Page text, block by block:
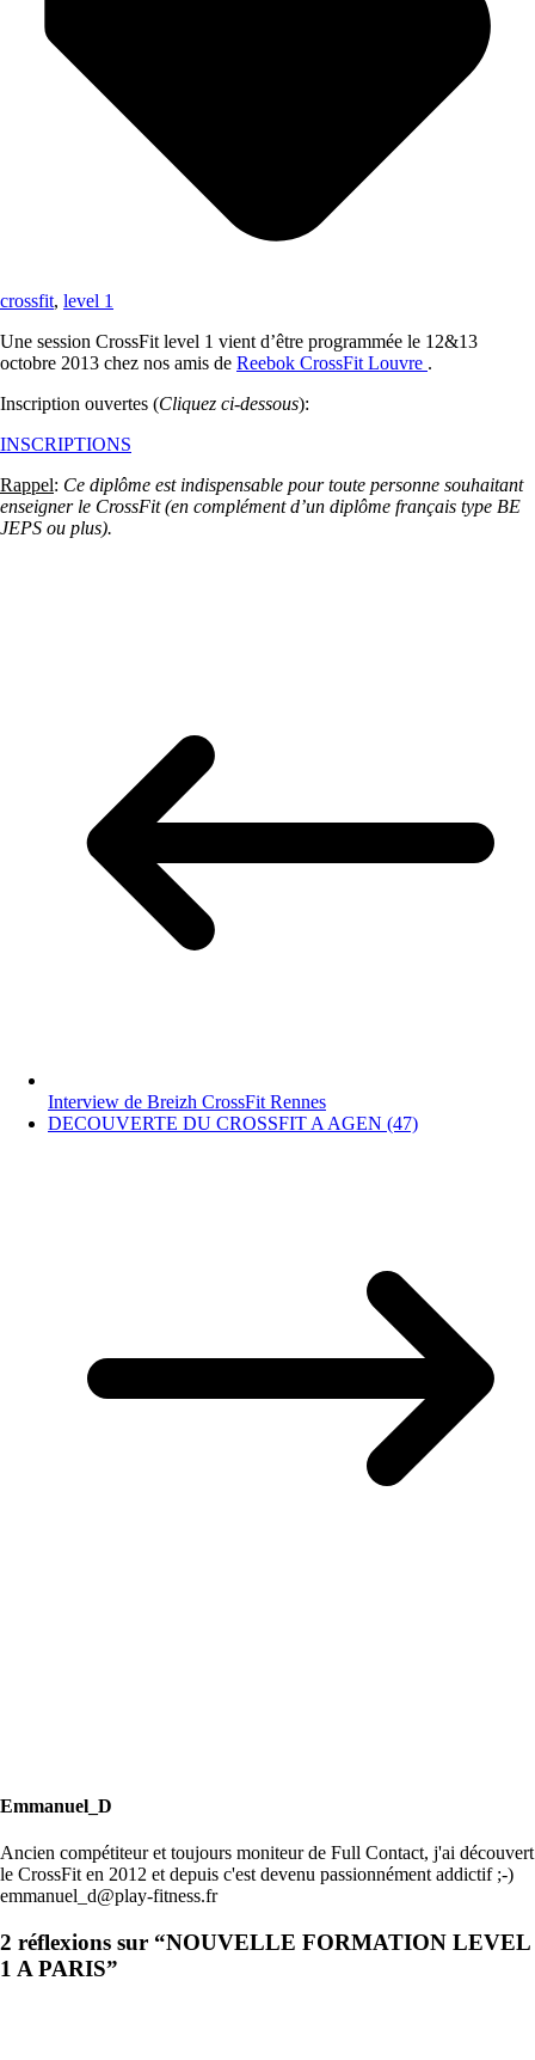
crossfit, level 1
Une session CrossFit level 1 vient d’être programmée le 12&13
octobre 2013 chez nos amis de Reebok CrossFit Louvre .
Inscription ouvertes (Cliquez ci-dessous):
INSCRIPTIONS
Rappel: Ce diplôme est indispensable pour toute personne souhaitant
enseigner le CrossFit (en complément d’un diplôme français type BE
JEPS ou plus).
Interview de Breizh CrossFit Rennes
DECOUVERTE DU CROSSFIT A AGEN (47)
Emmanuel_D
Ancien compétiteur et toujours moniteur de Full Contact, j'ai découvert
le CrossFit en 2012 et depuis c'est devenu passionnément addictif ;-)
emmanuel_d@play-fitness.fr
2 réflexions sur “NOUVELLE FORMATION LEVEL
1 A PARIS”